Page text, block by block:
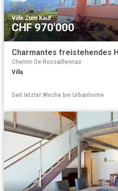
Villa·Zum Kauf
CHF 970'000
Chemin De Rossaillennaz
Villa
Seit letzter Woche bei Urbanhome